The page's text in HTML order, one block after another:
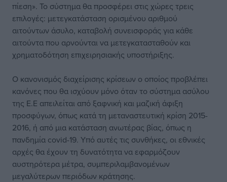
πίεση». Το σύστημα θα προσφέρει στις χώρες τρεις
επιλογές: μετεγκατάσταση ορισμένου αριθμού
αιτούντων άσυλο, καταβολή συνεισφοράς για κάθε
αιτούντα που αρνούνται να μετεγκατασταθούν και
χρηματοδότηση επιχειρησιακής υποστήριξης.
Ο κανονισμός διαχείρισης κρίσεων ο οποίος προβλέπει
κανόνες που θα ισχύουν μόνο όταν το σύστημα ασύλου
της Ε.Ε απειλείται από ξαφνική και μαζική άφιξη
προσφύγων, όπως κατά τη μεταναστευτική κρίση 2015-
2016, ή από μια κατάσταση ανωτέρας βίας, όπως η
πανδημία covid-19. Υπό αυτές τις συνθήκες, οι εθνικές
αρχές θα έχουν τη δυνατότητα να εφαρμόζουν
αυστηρότερα μέτρα, συμπεριλαμβανομένων
μεγαλύτερων περιόδων κράτησης.